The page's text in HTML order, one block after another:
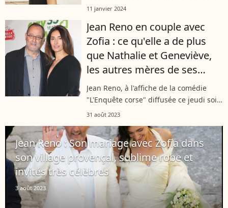
vol", organisée à New York. Il était
Borucka dont il est toujours très...
11 janvier 2024
Jean Reno en couple avec
Zofia : ce qu'elle a de plus
que Nathalie et Geneviève,
les autres mères de ses
enfants
Jean Reno, à l'affiche de la comédie
"L'Enquête corse" diffusée ce jeudi soir
sur "TMC", est marié au mannequin
Une femme qu'il n'a pas hésité...
31 août 2023
Jean Reno : Son mariage avec Zofia dans
son village provençal, sublime robe et
invités très célèbres
3 août 2023